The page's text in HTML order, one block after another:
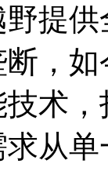
提
，
术
从